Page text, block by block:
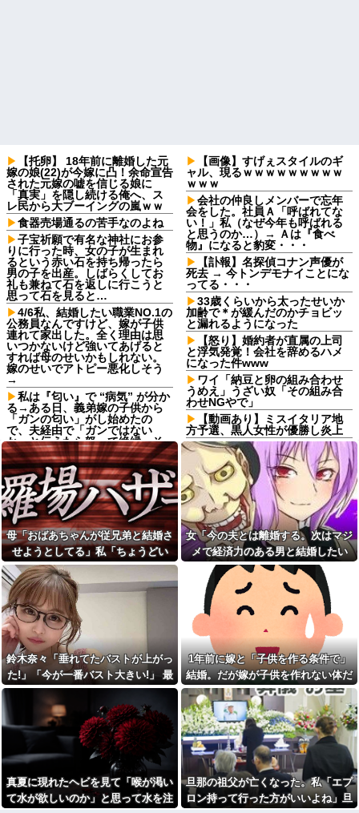
【托卵】 18年前に離婚した元
嫁の娘(22)が今嫁に凸！余命宣告
された元嫁の嘘を信じる娘に
「真実」を隠し続ける俺へ、ス
レ民から大ブーイングの嵐ｗｗ
食器売場通るの苦手なのよね
子宝祈願で有名な神社にお参
りに行った時、女の子が生まれ
るという赤い石を持ち帰ったら
男の子を出産。しばらくしてお
礼も兼ねて石を返しに行こうと
思って石を見ると…
4/6私、結婚したい職業NO.1の
公務員なんですけど、嫁が子供
連れて家出した。全く理由は思
いつかないけど強いてあげると
すれば母のせいかもしれない。
嫁のせいでアトピー悪化しそう
→
私は『匂い』で “病気” が分か
る→ある日、義弟嫁の子供から
「ガンの匂い」がし始めたの
で、夫経由で「ガンではない
か」と伝えたら怒って絶縁、そ
の結果・・・
出張から帰ったら、嫁の顔が
青ざめていた。俺「一体何があ
ったんだ？」嫁「…」→子供た
ちに話を聞くと…
アルバイトの教育で悩んで
る。その人はマニュアルを暗記
して機械のように繰り返すロボ
ットタイプ
トメ「里帰りは？実家は？う
ちに来る？」私「全部気遣って
くれてるのは分かるけど…」→
善意だからこそ断れなくて…
野球部の中学生男子です。他
人の物を壊したくないのに壊し
てしまいます
SCでとうとうセコケチに遭遇
した。荷物持って「家まで送っ
てくれない」って言ってきて...
【後編】結婚直後に祖父が亡
くなり落ち込んでたら嫁に「い
つまでくよくよしてるの？」と
言われた。お義父さんやお義母
さんの負担もなくなったし良か
ったと...
賃貸物件を内覧中、ベランダ
に出たら突然ゾワッと両腕に鳥
肌が出た。「やっぱりこの部屋
嫌だ」と思った瞬間、体が前に
【画像】すげぇスタイルのギ
ャル、現るｗｗｗｗｗｗｗｗｗ
ｗｗｗ
会社の仲良しメンバーで忘年
会をした。社員Ａ「呼ばれてな
い！」私（なぜ今年も呼ばれる
と思うのか…）→ Ａは『食べ
物』になると豹変・・・
【訃報】名探偵コナン声優が
死去 → 今トンデモナイことにな
ってる・・・
33歳くらいから太ったせいか
加齢で＊が緩んだのかチョビッ
と漏れるようになった
【怒り】婚約者が直属の上司
と浮気発覚！会社を辞めるハメ
になった件www
ワイ「納豆と卵の組み合わせ
うめえ」うざい奴「その組み合
わせNGやで」
【動画あり】ミスイタリア地
方予選、黒人女性が優勝し炎上
楽天イーグルス、日ハム打線
に5死球
軽度のアレルギーを「わがま
ま」と決めつけ嫌味を言ってき
た友人、その子どもが重度のア
レルギー持ちだと判明した途
端、過去の嫌がらせを「えーそ
うだったっけ？」と白々しくス
ルー
イベント派遣で陰湿にいじら
れていた地味な男性スタッフ。
ある日、高さ3mの階段から落ち
かけた子どもをパルクールで爆
走＆ダイブし間一髪で救出！職
場の手のひら返しと評価爆上げ
が凄まじかったｗｗ
相手がどんなパイプ持ってい
るかも知れないのに…
宮崎駿「心の穴を埋めるため
に、交配を重ねた毛虫みたいな
小さな犬を連れてる人、本当に
醜い」←これどう思う？
「自転車のルール厳罰化！」
← 正直なんの意味もなかった件
ｗｗｗｗｗｗｗｗ他
【呆然】友人が褒められると
キレる国立大卒生活保護受給者
友人。ちょっとBを褒めたらキレ
散らかしてBの職場に電話したら
しく…
母「おばあちゃんが従兄弟と結婚さ
せようとしてる」私「ちょうどい
い、その話利用するわ」→3日後に
まさかの展開…
女「今の夫とは離婚する。次はマジ
メで経済力のある男と結婚したい
な」私「幸せになってね！」→産科
の授乳室で出会った女性のその後
鈴木奈々「垂れてたバストが上がっ
た!」「今が一番バスト大きい!」 最
新の身長・体重も報告
1年前に嫁と「子供を作る条件で」
結婚。だが嫁が子供を作れない体だ
と知ったので離婚へ。
真夏に現れたヘビを見て「喉が渇い
て水が欲しいのか」と思って水を注
旦那の祖父が亡くなった。私「エプ
ロン持って行った方がいいよね」旦